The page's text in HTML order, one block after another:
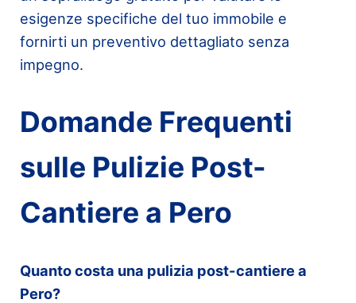
esigenze specifiche del tuo immobile e
fornirti un preventivo dettagliato senza
impegno.
Domande Frequenti
sulle Pulizie Post-
Cantiere a Pero
Quanto costa una pulizia post-cantiere a
Pero?